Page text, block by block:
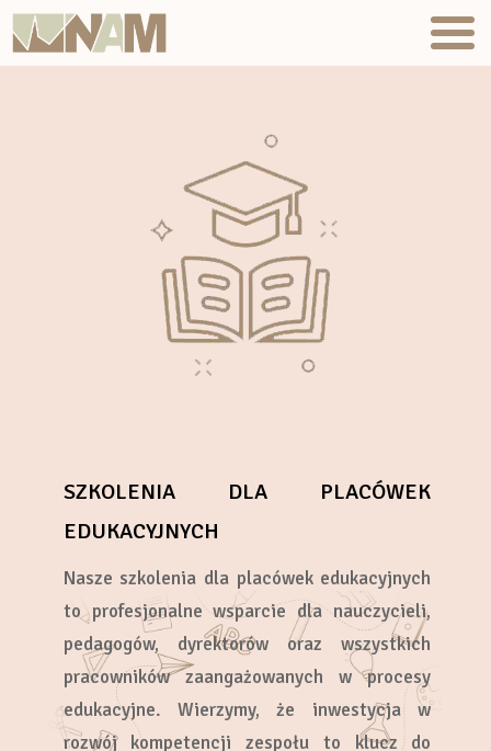
SZKOLENIA DLA PLACÓWEK
EDUKACYJNYCH
Nasze szkolenia dla placówek edukacyjnych
to profesjonalne wsparcie dla nauczycieli,
pedagogów, dyrektorów oraz wszystkich
pracowników zaangażowanych w procesy
edukacyjne. Wierzymy, że inwestycja w
rozwój kompetencji zespołu to klucz do